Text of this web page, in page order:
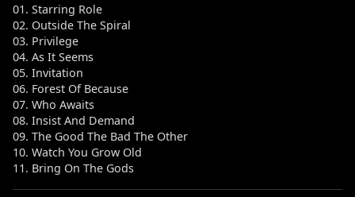
01. Starring Role
02. Outside The Spiral
03. Privilege
04. As It Seems
05. Invitation
06. Forest Of Because
07. Who Awaits
08. Insist And Demand
09. The Good The Bad The Other
10. Watch You Grow Old
11. Bring On The Gods